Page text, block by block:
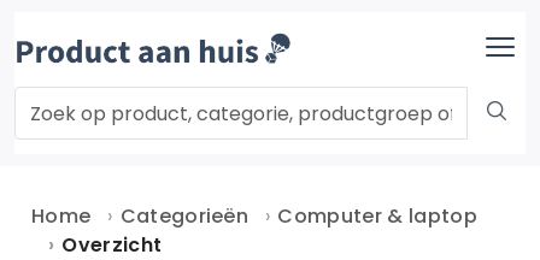
Home Categorieën
Computer & laptop
Overzicht